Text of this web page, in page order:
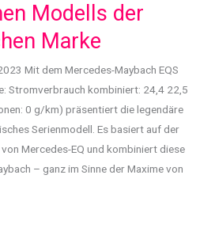
Modells der
Marke
Mit dem Mercedes-Maybach EQS
Stromverbrauch kombiniert: 24,4 22,5
0 g/km) präsentiert die legendäre
Serienmodell. Es basiert auf der
Mercedes-EQ und kombiniert diese
– ganz im Sinne der Maxime von